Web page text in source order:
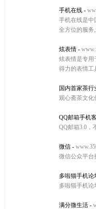
手机在线 -
手机在线是中
全方位的服务
炫表情 -
炫表情是专用
得力的表情工
国内首家茶
观心斋茶文化
QQ邮箱手机
QQ邮箱3.0，
微信 -
微信公众平台
多啦猫手机论
多啦猫手机论
满分微生活 -